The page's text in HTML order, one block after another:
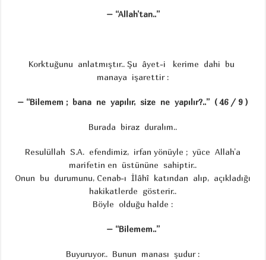
– “Allah’tan..”
Korktuğunu anlatmıştır.. Şu âyet-i kerime dahi bu
manaya işarettir :
– “Bilemem ; bana ne yapılır, size ne yapılır?..” ( 46 / 9 )
Burada biraz duralım..
Resulüllah S.A. efendimiz, irfan yönüyle ; yüce Allah’a
marifetin en üstününe sahiptir..
Onun bu durumunu, Cenab-ı İlâhî katından alıp, açıkladığı
hakikatlerde gösterir..
Böyle olduğu halde :
– “Bilemem..”
Buyuruyor.. Bunun manası şudur :